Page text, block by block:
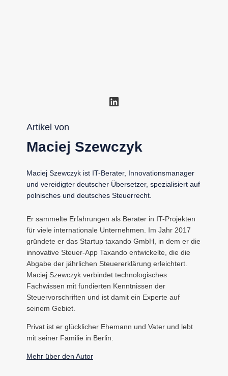
LinkedIn
Artikel von
Maciej Szewczyk
Maciej Szewczyk ist IT-Berater, Innovationsmanager
und vereidigter deutscher Übersetzer, spezialisiert auf
polnisches und deutsches Steuerrecht.
Er sammelte Erfahrungen als Berater in IT-Projekten
für viele internationale Unternehmen. Im Jahr 2017
gründete er das Startup taxando GmbH, in dem er die
innovative Steuer-App Taxando entwickelte, die die
Abgabe der jährlichen Steuererklärung erleichtert.
Maciej Szewczyk verbindet technologisches
Fachwissen mit fundierten Kenntnissen der
Steuervorschriften und ist damit ein Experte auf
seinem Gebiet.
Privat ist er glücklicher Ehemann und Vater und lebt
mit seiner Familie in Berlin.
Mehr über den Autor